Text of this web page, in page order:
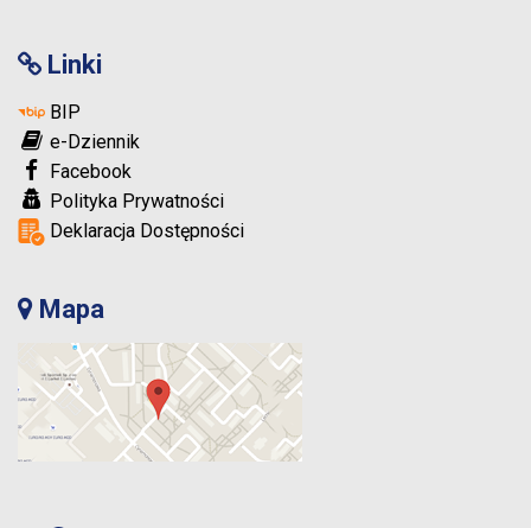
Linki
BIP
e-Dziennik
Facebook
Polityka Prywatności
Deklaracja Dostępności
Mapa